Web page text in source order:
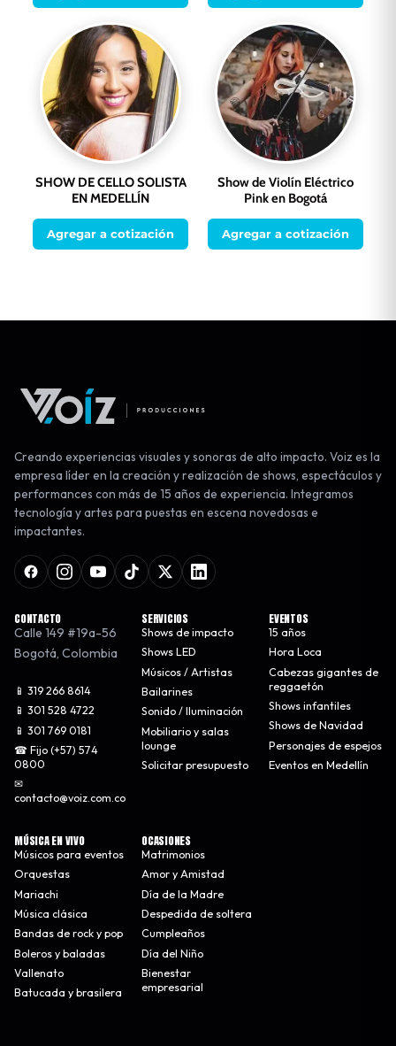
SHOW DE CELLO SOLISTA
EN MEDELLÍN
Agregar a cotización
Show de Violín Eléctrico
Pink en Bogotá
Agregar a cotización
Creando experiencias visuales y sonoras de alto impacto. Voiz es la
empresa líder en la creación y realización de shows, espectáculos y
performances con más de 15 años de experiencia. Integramos
tecnología y artes para puestas en escena novedosas e
impactantes.
CONTACTO
Calle 149 #19a-56
Bogotá, Colombia
📱 319 266 8614
📱 301 528 4722
📱 301 769 0181
☎ Fijo (+57) 574
0800
✉
contacto@voiz.com.co
SERVICIOS
Shows de impacto
Shows LED
Músicos / Artistas
Bailarines
Sonido / Iluminación
Mobiliario y salas
lounge
Solicitar presupuesto
EVENTOS
15 años
Hora Loca
Cabezas gigantes de
reggaetón
Shows infantiles
Shows de Navidad
Personajes de espejos
Eventos en Medellín
MÚSICA EN VIVO
Músicos para eventos
Orquestas
Mariachi
Música clásica
Bandas de rock y pop
Boleros y baladas
Vallenato
Batucada y brasilera
OCASIONES
Matrimonios
Amor y Amistad
Día de la Madre
Despedida de soltera
Cumpleaños
Día del Niño
Bienestar
empresarial